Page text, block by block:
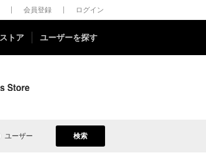
会員登録 ログイン
ストア ユーザーを探す
ユーザー 検索